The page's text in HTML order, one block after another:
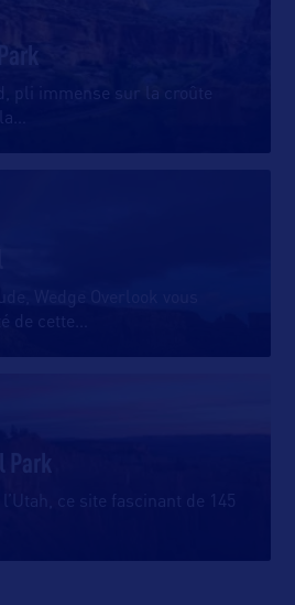
pli immense sur la croûte
Wedge Overlook vous
de cette
ce site fascinant de 145